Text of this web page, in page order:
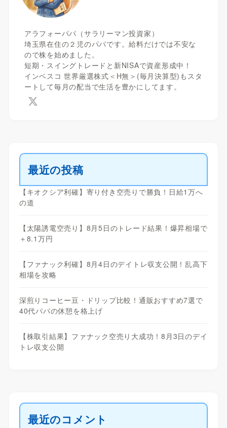
アラフォーパパ（サラリーマン投資家）
埼玉県在住の２児のパパです。給料だけでは不安な
ので株を始めました。
短期・スイングトレードと新NISAで資産形成中！
インベスコ 世界厳選株式＜H無＞(毎月決算型)もスタ
ートして毎月の配当で生活を豊かにしてます。
最近の投稿
【キオクシア利確】寄り付き空売りで勝負！日給1万へ
の道
【太陽誘電空売り】8月5日のトレード結果！爆昇相場で
＋8.1万円
【ファナック利確】8月4日のデイトレ収支公開！乱高下
相場を攻略
深煎りコーヒー豆・ドリップ比較！通販おすすめ7選で
40代パパの休憩を格上げ
【株取引結果】ファナック空売り大成功！8月3日のデイ
トレ収支公開
最近のコメント